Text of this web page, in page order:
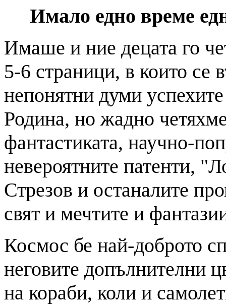
Имало едно време
Имаше и ние децата го
5-6 страници, в които се
непонятни думи
Родина, но жадно
фантастиката, научно-
невероятните патенти,
Стрезов и останалите
свят и мечтите и
Космос бе най-доброто
неговите допълнителни
на кораби, коли и